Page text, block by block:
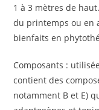
1 à 3 mètres de
du printemps ou en
bienfaits en
Composants :
contient des
notamment B et E)